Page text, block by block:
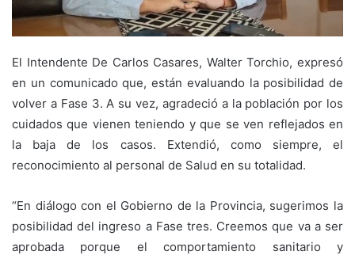
El Intendente De Carlos Casares, Walter Torchio, expresó
en un comunicado que, están evaluando la posibilidad de
volver a Fase 3. A su vez, agradeció a la población por los
cuidados que vienen teniendo y que se ven reflejados en
la baja de los casos. Extendió, como siempre, el
reconocimiento al personal de Salud en su totalidad.
“En diálogo con el Gobierno de la Provincia, sugerimos la
posibilidad del ingreso a Fase tres. Creemos que va a ser
aprobada porque el comportamiento sanitario y